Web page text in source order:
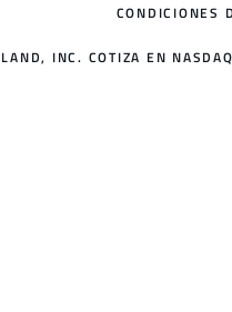
CONDICIONES
INC. COTIZA EN